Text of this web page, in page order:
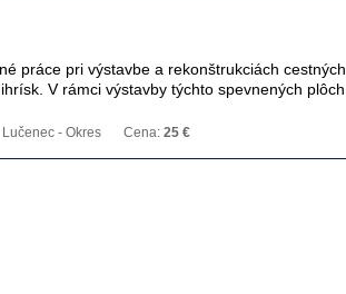
práce pri výstavbe a rekonštrukciách cestných
V rámci výstavby týchto spevnených plôch
Lučenec - Okres Cena: 25 €